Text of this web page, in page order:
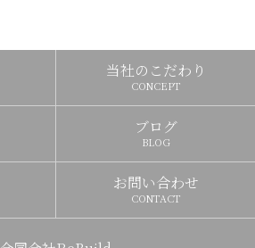
当社のこだわり
CONCEPT
ブログ
BLOG
お問い合わせ
CONTACT